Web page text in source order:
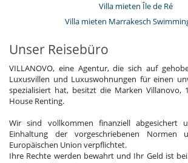
Villa mieten Île de Ré
Villa mieten Marrakesch
Unser Reisebüro
VILLANOVO, eine Agentur, die sich auf
Luxusvillen und Luxuswohnungen für einen
spezialisiert hat, besitzt die Marken Villanovo,
House Renting.
Wir sind vollkommen finanziell abgesichert
Einhaltung der vorgeschriebenen Normen
Europäischen Union verpflichtet.
Ihre Rechte werden bewahrt und Ihr Geld ist